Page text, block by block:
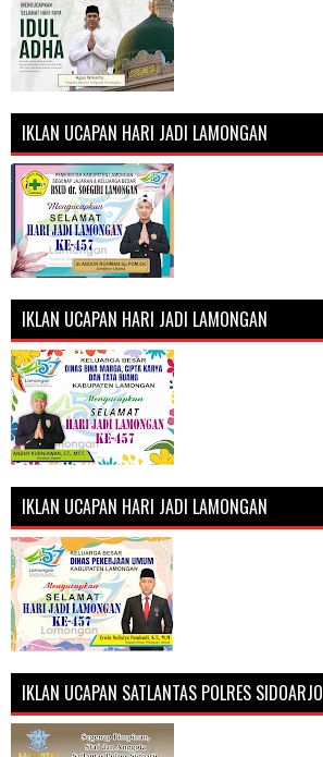
IKLAN UCAPAN HARI JADI LAMONGAN
IKLAN UCAPAN HARI JADI LAMONGAN
IKLAN UCAPAN HARI JADI LAMONGAN
IKLAN UCAPAN SATLANTAS POLRES SIDOARJO